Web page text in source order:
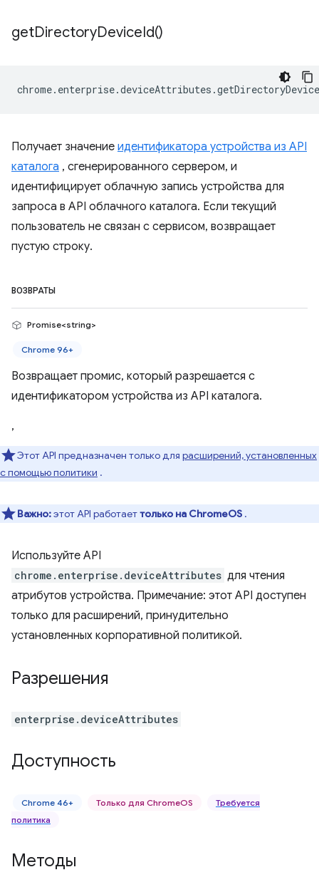
getDirectoryDeviceId()
chrome. enterprise.deviceAttributes .
Получает значение идентификатора устройства из API
каталога , сгенерированного сервером, и
идентифицирует облачную запись устройства для
запроса в API облачного каталога. Если текущий
пользователь не связан с сервисом, возвращает
пустую строку.
ВОЗВРАТЫ
Promise<string>
Chrome 96+
Возвращает промис, который разрешается с
идентификатором устройства из API каталога.
,
Этот API предназначен только для расширений, установленных
с помощью политики .
Важно:этот API работаеттолько на ChromeOS .
Используйте API
chrome.enterprise.deviceAttributes для чтения
атрибутов устройства. Примечание: этот API доступен
только для расширений, принудительно
установленных корпоративной политикой.
Разрешения
enterprise.deviceAttributes
Доступность
Chrome 46+ Только для ChromeOS
Требуется
политика
Методы